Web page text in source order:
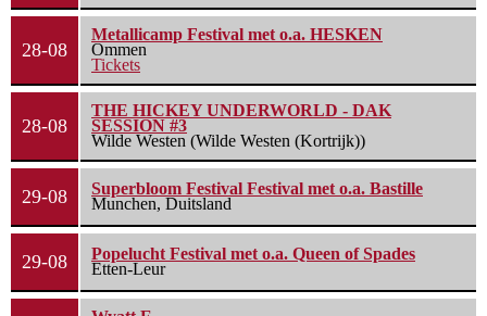
28-08
Metallicamp Festival met o.a. HESKEN
Ommen
Tickets
28-08
THE HICKEY UNDERWORLD - DAK
SESSION #3
Wilde Westen (Wilde Westen (Kortrijk))
29-08
Superbloom Festival Festival met o.a. Bastille
Munchen, Duitsland
29-08
Popelucht Festival met o.a. Queen of Spades
Etten-Leur